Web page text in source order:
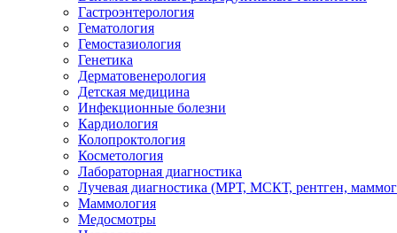
Гастроэнтерология
Гематология
Гемостазиология
Генетика
Дерматовенерология
Детская медицина
Инфекционные болезни
Кардиология
Колопроктология
Косметология
Лабораторная диагностика
Лучевая диагностика (МРТ, МСКТ, рентген,
Маммология
Медосмотры